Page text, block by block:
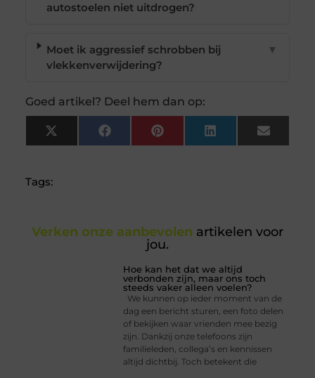
autostoelen niet uitdrogen?
Moet ik aggressief schrobben bij
vlekkenverwijdering?
▼
Goed artikel? Deel hem dan op:
X
(Twitter)
FacebookPinterest LinkedIn Email
Tags:
Verken onze aanbevolen artikelen voor
jou.
Hoe kan het dat we altijd
verbonden zijn, maar ons toch
steeds vaker alleen voelen?
We kunnen op ieder moment van de
dag een bericht sturen, een foto delen
of bekijken waar vrienden mee bezig
zijn. Dankzij onze telefoons zijn
familieleden, collega’s en kennissen
altijd dichtbij. Toch betekent die